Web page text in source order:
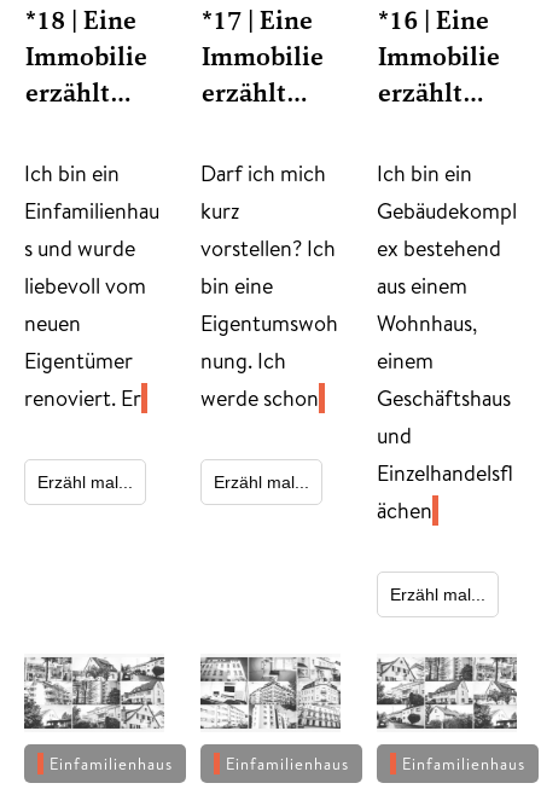
*18 | Eine
Immobilie
erzählt…
​Ich bin ein
Einfamilienhau
s und wurde
liebevoll vom
neuen
Eigentümer
renoviert. Er
Erzähl mal...
*17 | Eine
Immobilie
erzählt…
Darf ich mich
kurz
vorstellen? Ich
bin eine
Eigentumswoh
nung. Ich
werde schon
Erzähl mal...
*16 | Eine
Immobilie
erzählt…
Ich bin ein
Gebäudekompl
ex bestehend
aus einem
Wohnhaus,
einem
Geschäftshaus
und
Einzelhandelsfl
ächen
Erzähl mal...
Einfamilienhaus Einfamilienhaus Einfamilienhaus